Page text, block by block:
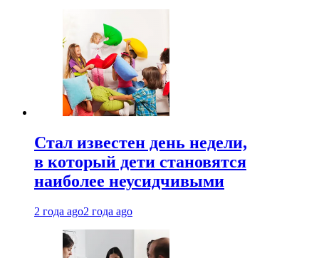
Стал известен день недели,
в который дети становятся
наиболее неусидчивыми
2 года ago2 года ago